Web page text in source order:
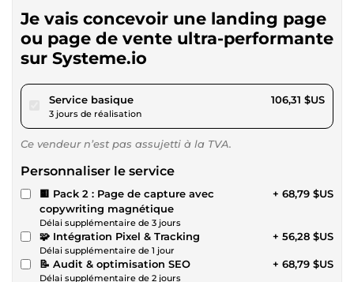
Je vais concevoir une landing page
ou page de vente ultra-performante
sur Systeme.io
Service basiquepour 97,98 $US
3 jours de réalisation
106,31 $US
Ce vendeur n’est pas assujetti à la TVA.
Personnaliser le service
🟨 Pack 2 : Page de capture avec
copywriting magnétique
Délai supplémentaire de 3 jours
+ 68,79 $US
🧩 Intégration Pixel & Tracking
Délai supplémentaire de 1 jour
+ 56,28 $US
📝 Audit & optimisation SEO
Délai supplémentaire de 2 jours
+ 68,79 $US